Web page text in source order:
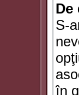
De
S-
în